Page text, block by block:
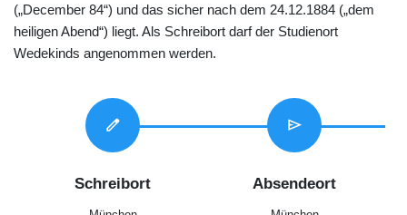
(„December 84“) und das sicher nach dem 24.12.1884 („dem
heiligen Abend“) liegt. Als Schreibort darf der Studienort
Wedekinds angenommen werden.
edit
Schreibort
send
Absendeort